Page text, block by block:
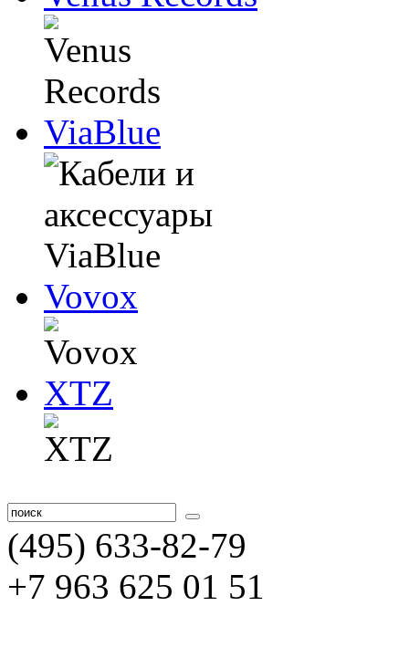
ViaBlue
Vovox
XTZ
(495) 633-82-79
+7 963 625 01 51